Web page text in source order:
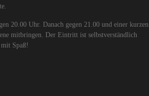
20.00 Uhr. Danach gegen 21.00 und einer kurzen
mitbringen. Der Eintritt ist selbstverständlich
Spaß!